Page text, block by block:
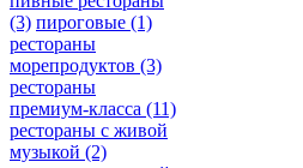
(3) пироговые (1)
рестораны
морепродуктов (3)
рестораны
премиум-класса (11)
рестораны с живой
музыкой (2)